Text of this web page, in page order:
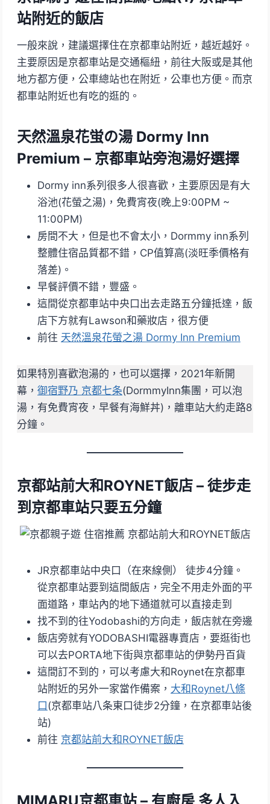
站附近的飯店
一般來說，建議選擇住在京都車站附近，越近越好。
主要原因是京都車站是交通樞紐，前往大阪或是其他
地方都方便，公車總站也在附近，公車也方便。而京
都車站附近也有吃的逛的。
天然溫泉花蛍の湯 Dormy Inn
Premium – 京都車站旁泡湯好選擇
Dormy inn系列很多人很喜歡，主要原因是有大
浴池(花螢之湯)，免費宵夜(晚上9:00PM ~
11:00PM)
房間不大，但是也不會太小，Dormmy inn系列
整體住宿品質都不錯，CP值算高(淡旺季價格有
落差)。
早餐評價不錯，豐盛。
這間從京都車站中央口出去走路五分鐘抵達，飯
店下方就有Lawson和藥妝店，很方便
前往 天然溫泉花螢之湯 Dormy Inn Premium
如果特別喜歡泡湯的，也可以選擇，2021年新開
幕， 御宿野乃 京都七条(DormmyInn集團，可以泡
湯，有免費宵夜，早餐有海鮮丼)，離車站大約走路8
分鐘。
京都站前大和ROYNET飯店 – 徒步走
到京都車站只要五分鐘
JR京都車站中央口（在來線側） 徒步4分鐘。
從京都車站要到這間飯店，完全不用走外面的平
面道路，車站內的地下通道就可以直接走到
找不到的往Yodobashi的方向走，飯店就在旁邊
飯店旁就有YODOBASHI電器專賣店，要逛街也
可以去PORTA地下街與京都車站的伊勢丹百貨
這間訂不到的，可以考慮大和Roynet在京都車
站附近的另外一家當作備案， 大和Roynet八條
口(京都車站八条東口徒步2分鐘，在京都車站後
站)
前往 京都站前大和ROYNET飯店
MIMARU京都車站 – 有廚房 多人入